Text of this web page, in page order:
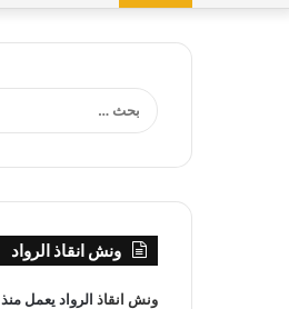
ونش انقاذ الرواد
ونش انقاذ الرواد يعمل منذ 30 عام ومتخصصون في